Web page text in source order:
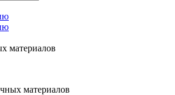
материалов